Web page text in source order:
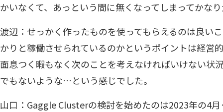
かいなくて、あっという間に無くなってしまってかな
渡辺：せっかく作ったものを使ってもらえるのは良い
かりと稼働させられているのかというポイントは経営
面息つく暇もなく次のことを考えなければいけない状
でもないような…という感じでした。
山口：Gaggle Clusterの検討を始めたのは2023年の4